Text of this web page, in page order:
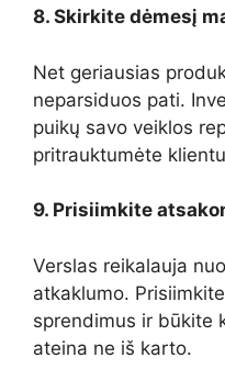
8. Skirkite dėmesį
Net geriausias
neparsiduos pati.
puikų savo veiklos
pritrauktumėte
9. Prisiimkite
Verslas reikalauja
atkaklumo.
sprendimus ir būkite
ateina ne iš karto.